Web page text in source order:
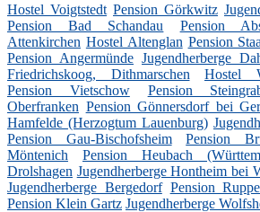
Hostel Voigtstedt Pension Görkwitz
Pension Bad Schandau
Pension
Attenkirchen Hostel Altenglan Pension
Pension Angermünde Jugendherberge
Friedrichskoog, Dithmarschen
Hostel
Pension Vietschow
Pension
Oberfranken Pension Gönnersdorf bei
Hamfelde (Herzogtum Lauenburg)
Pension Gau-Bischofsheim
Pension
Möntenich
Pension Heubach
Drolshagen Jugendherberge Hontheim bei
Jugendherberge Bergedorf Pension
Pension Klein Gartz Jugendherberge